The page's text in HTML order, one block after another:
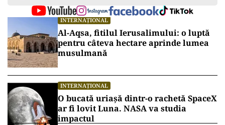
INTERNAȚIONAL
Al-Aqsa, fitilul Ierusalimului: o luptă
pentru câteva hectare aprinde lumea
musulmană
INTERNAȚIONAL
O bucată uriașă dintr-o rachetă SpaceX
ar fi lovit Luna. NASA va studia
impactul